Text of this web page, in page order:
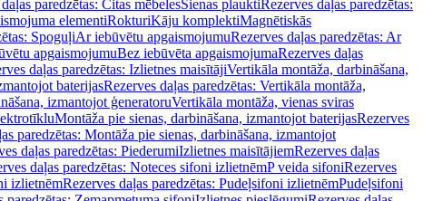
paredzētas: Citas mēbelesSienas plauktiRezerves daļas paredzētas:
elementiRokturiKāju komplektiMagnētiskās
SpoguļiAr iebūvētu apgaismojumuRezerves daļas paredzētas: Ar
apgaismojumuBez iebūvēta apgaismojumaRezerves daļas
daļas paredzētas: Izlietnes maisītājiVertikāla montāža, darbināšana,
baterijasRezerves daļas paredzētas: Vertikāla montāža,
izmantojot ģeneratoruVertikāla montāža, vienas sviras
Montāža pie sienas, darbināšana, izmantojot baterijasRezerves
paredzētas: Montāža pie sienas, darbināšana, izmantojot
daļas paredzētas: PiederumiIzlietnes maisītājiemRezerves daļas
daļas paredzētas: Noteces sifoni izlietnēmP veida sifoniRezerves
izlietnēmRezerves daļas paredzētas: Pudeļsifoni izlietnēmPudeļsifoni